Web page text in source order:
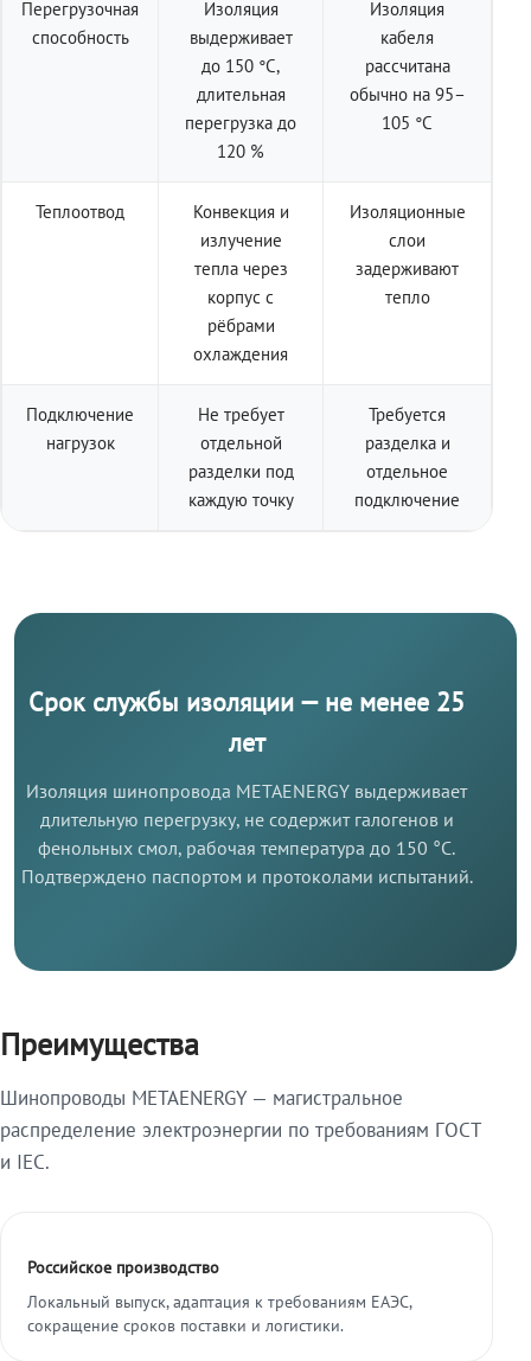
Перегрузочная
способность
Изоляция
выдерживает
до 150 °C,
длительная
перегрузка до
120 %
Изоляция
кабеля
рассчитана
обычно на 95–
105 °C
Теплоотвод
Конвекция и
излучение
тепла через
корпус с
рёбрами
охлаждения
Изоляционные
слои
задерживают
тепло
Подключение
нагрузок
Не требует
отдельной
разделки под
каждую точку
Требуется
разделка и
отдельное
подключение
Срок службы изоляции — не менее 25
лет
Изоляция шинопровода METAENERGY выдерживает
длительную перегрузку, не содержит галогенов и
фенольных смол, рабочая температура до 150 °C.
Подтверждено паспортом и протоколами испытаний.
Преимущества
Шинопроводы METAENERGY — магистральное
распределение электроэнергии по требованиям ГОСТ
и IEC.
Российское производство
Локальный выпуск, адаптация к требованиям ЕАЭС,
сокращение сроков поставки и логистики.